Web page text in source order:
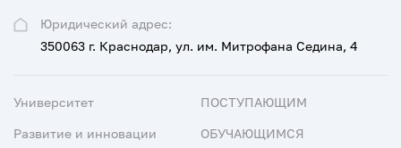
Юридический адрес:
350063 г. Краснодар, ул. им. Митрофана Седина, 4
Университет
Развитие и инновации
ПОСТУПАЮЩИМ
ОБУЧАЮЩИМСЯ